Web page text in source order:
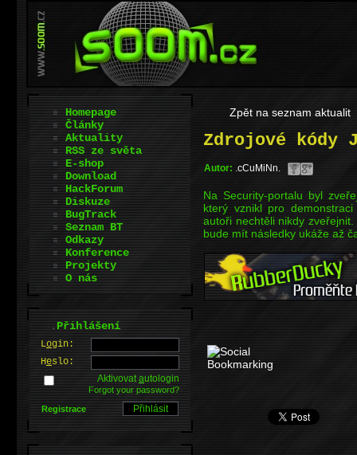
Zpět na seznam aktualit
Zdrojové kódy
Autor: .cCuMiNn.
Na Security-portalu byl
který vznikl pro
autoři nechtěli nikdy
bude mít následky ukáže až
Homepage
Články
Aktuality
RSS ze světa
E-shop
Download
HackForum
Diskuze
BugTrack
Seznam BT
Odkazy
Konference
Projekty
O nás
.Přihlášení
Login:
Heslo:
Aktivovatautologin
Forgot your password?
Registrace